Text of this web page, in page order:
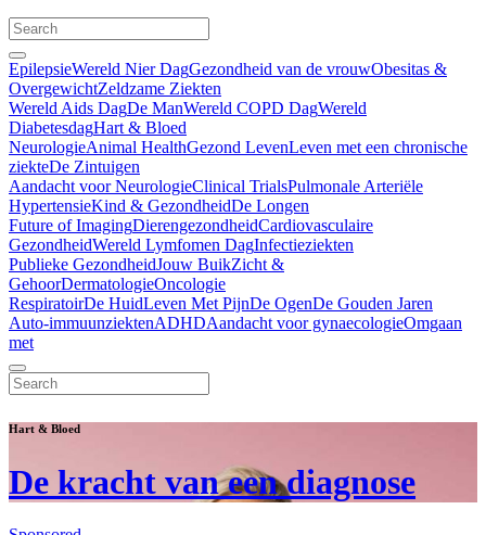
EpilepsieWereld Nier DagGezondheid van de vrouwObesitas &
OvergewichtZeldzame Ziekten
Wereld Aids DagDe ManWereld COPD DagWereld
DiabetesdagHart & Bloed
NeurologieAnimal HealthGezond LevenLeven met een chronische
ziekteDe Zintuigen
Aandacht voor NeurologieClinical TrialsPulmonale Arteriële
HypertensieKind & GezondheidDe Longen
Future of ImagingDierengezondheidCardiovasculaire
GezondheidWereld Lymfomen DagInfectieziekten
Publieke GezondheidJouw BuikZicht &
GehoorDermatologieOncologie
RespiratoirDe HuidLeven Met PijnDe OgenDe Gouden Jaren
Auto-immuunziektenADHDAandacht voor gynaecologieOmgaan
met
Hart & Bloed
De kracht van een diagnose